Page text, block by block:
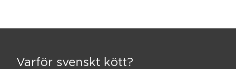
Varför svenskt kött?